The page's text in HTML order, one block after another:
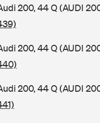
200, 44 Q (AUDI
200, 44 Q (AUDI
200, 44 Q (AUDI